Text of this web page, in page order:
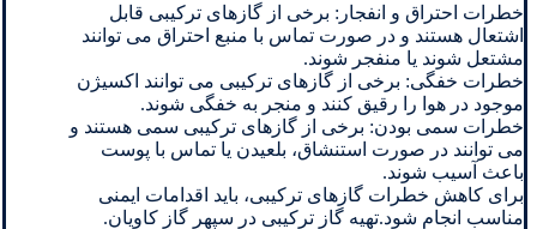
خطرات احتراق و انفجار: برخی از گازهای ترکیبی قابل
اشتعال هستند و در صورت تماس با منبع احتراق می توانند
مشتعل شوند یا منفجر شوند.
خطرات خفگی: برخی از گازهای ترکیبی می توانند اکسیژن
موجود در هوا را رقیق کنند و منجر به خفگی شوند.
خطرات سمی بودن: برخی از گازهای ترکیبی سمی هستند و
می توانند در صورت استنشاق، بلعیدن یا تماس با پوست
باعث آسیب شوند.
برای کاهش خطرات گازهای ترکیبی، باید اقدامات ایمنی
مناسب انجام شود.تهیه گاز ترکیبی در سپهر گاز کاویان.